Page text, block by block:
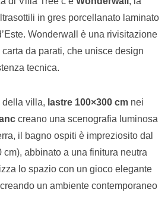
in gres porcellanato laminato
Wonderwall è una rivisitazione
da parati, che unisce design
tecnica.
della villa, lastre 100×300 cm nei
creano una scenografia luminosa
il bagno ospiti è impreziosito dal
abbinato a una finitura neutra
lo spazio con un gioco elegante
un ambiente contemporaneo